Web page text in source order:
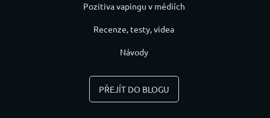
Pozitiva vapingu v médiích
Recenze, testy, videa
Návody
PŘEJÍT DO BLOGU